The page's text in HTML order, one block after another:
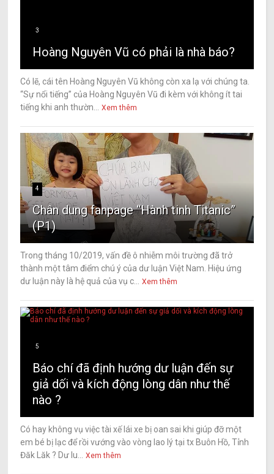
3
Hoàng Nguyên Vũ có phải là nhà báo?
Có lẽ, cái tên Hoàng Nguyên Vũ không còn xa lạ với chúng ta.
“Sự nổi tiếng” của Hoàng Nguyên Vũ đi kèm với không ít tai
tiếng khi anh thườn...
Xem thêm
4
Chân dung fanpage “Hành tinh Titanic”
(P1)
Trong tháng 10/2019, vấn đề ô nhiễm môi trường đã trở
thành một tâm điểm chú ý của dư luận Việt Nam. Hiệu ứng
dư luận này là hệ quả của vụ c...
Xem thêm
5
Báo chí đã định hướng dư luận đến sự
giả dối và kích động lòng dân như thế
nào ?
Có hay không vụ việc tài xế lái xe bị oan sai khi giúp đỡ một
em bé bị lạc để rồi vướng vào vòng lao lý tại tx Buôn Hồ, Tỉnh
Đăk Lăk ? Dư lu...
Xem thêm